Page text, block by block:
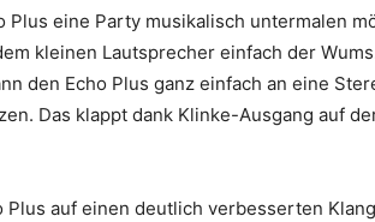
Plus eine Party musikalisch untermalen
kleinen Lautsprecher einfach der
den Echo Plus ganz einfach an eine
Das klappt dank Klinke-Ausgang auf
Plus auf einen deutlich verbesserten